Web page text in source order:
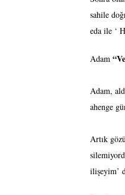
sahile
eda ile ‘
Adam
Adam,
ahenge
Artık
ilişeyim’